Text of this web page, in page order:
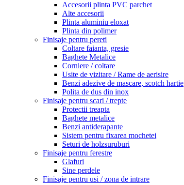
Accesorii plinta PVC parchet
Alte accesorii
Plinta aluminiu eloxat
Plinta din polimer
Finisaje pentru pereti
Coltare faianta, gresie
Baghete Metalice
Corniere / coltare
Usite de vizitare / Rame de aerisire
Benzi adezive de mascare, scotch hartie
Polita de dus din inox
Finisaje pentru scari / trepte
Protectii treapta
Baghete metalice
Benzi antiderapante
Sistem pentru fixarea mochetei
Seturi de holzsuruburi
Finisaje pentru ferestre
Glafuri
Sine perdele
Finisaje pentru usi / zona de intrare